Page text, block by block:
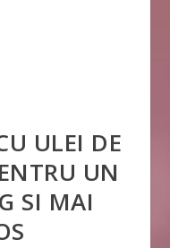
ULEI DE
UN
SI MAI